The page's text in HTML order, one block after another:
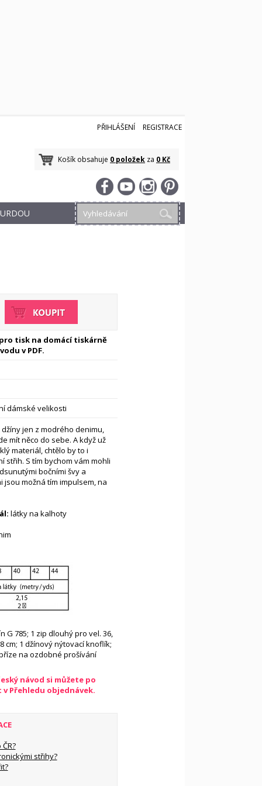
PŘIHLÁŠENÍ REGISTRACE
Košík obsahuje 0 položek za 0 Kč
tisk na domácí tiskárně
v PDF.
dámské velikosti
jen z modrého denimu,
mít něco do sebe. A když už
materiál, chtělo by to i
střih. S tím bychom vám mohli
bočními švy a
možná tím impulsem, na
látky na kalhoty
G 785; 1 zip dlouhý pro vel. 36,
cm; 1 džínový nýtovací knoflík;
na ozdobné prošívání
návod si můžete po
Přehledu objednávek.
střihy?